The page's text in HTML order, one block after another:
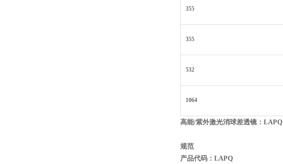
355
355
532
1064
高能/紫外激光消球差透镜：LAPQ
规范
产品代码：LAPQ